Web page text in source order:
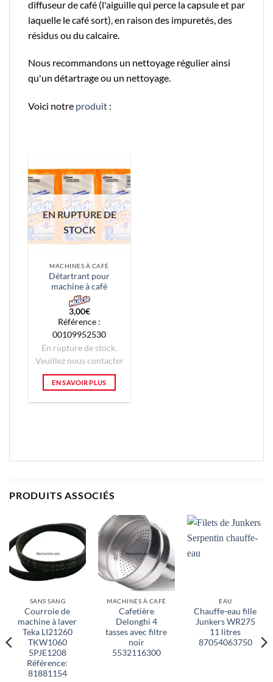
diffuseur de café (l'aiguille qui perce la capsule et par
laquelle le café sort), en raison des impuretés, des
résidus ou du calcaire.
Nous recommandons un nettoyage régulier ainsi
qu'un détartrage ou un nettoyage.
Voici notre produit :
EN RUPTURE DE
STOCK
MACHINES À CAFÉ
Détartrant pour
machine à café
3,00€
Référence :
00109952530
En rupture de stock.
Veuillez nous contacter
EN SAVOIR PLUS
PRODUITS ASSOCIÉS
SANS SANG
Courroie de
machine à laver
Teka LI21260
TKW1060
5PJE1208
Référence:
81881154
MACHINES À CAFÉ
Cafetière
Delonghi 4
tasses avec filtre
noir
5532116300
EAU
Chauffe-eau fille
Junkers WR275
11 litres
87054063750